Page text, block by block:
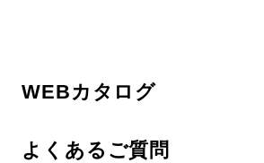
WEBカタログ
よくあるご質問